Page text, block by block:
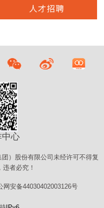
中心
）股份有限公司未经许可不得复
者必究！
网安备44030402003126号